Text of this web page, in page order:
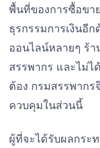
พื้นที่ของการซื้อขา
ธุรกรรมการเงินอี
ออนไลน์หลายๆ ร้า
สรรพากร และไม่ไ
ต้อง กรมสรรพากร
ควบคุมในส่วนนี้
ผู้ที่จะได้รับผลกระ